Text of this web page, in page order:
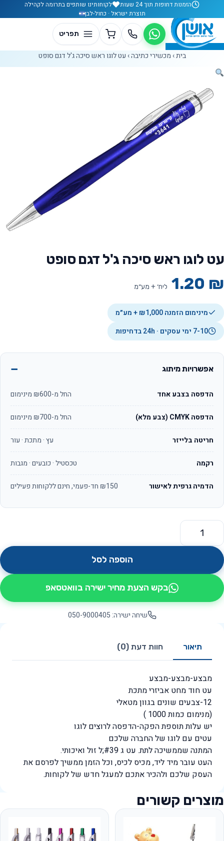
דלג לתוכןהזמנות דחופות תוך 24 שעות
לקוחותינו שותפים בתרומה לקהילה
תוצרת ישראל · כחול-לבן
בית› מכשירי כתיבה› עט לוגו ראש סיכה ג'ל דגם סופט
עט לוגו ראש סיכה ג'ל דגם סופט
1.20 ₪ ליח׳ + מע״מ
מינימום הזמנה ₪1,000 + מע״מ
7-10 ימי עסקים · 24h בדחיפות
אפשרויות מיתוג
הדפסה בצבע אחד החל מ-₪600 מינימום
הדפסה CMYK (צבע מלא) החל מ-₪700 מינימום
חריטה בלייזר עץ · מתכת · עור
רקמה טכסטיל · כובעים · מגבות
הדמיה גרפית לאישור ₪150 חד-פעמי, חינם ללקוחות פעילים
כמות של עט לוגו ראש סיכה ג'ל דגם סופט
הוספה לסל
בקש הצעת מחיר ישירה בוואטסאפ
שיחה ישירה: 050-9000405
תיאור חוות דעת (0)
מבצע-מבצע-מבצע
עט חוד מחט אביזרי מתכת
12-צבעים שונים בגוון מטאלי
(מנימום כמות 1000 )
יש עלות תוספת הפקה-הדפסה לרוצים לוגו
עטים עם לוגו של החברה שלכם
המתנה שממשיכה לתת. עט ג #39;ל זול ואיכותי.
העט עובר מיד ליד, מכיס לכיס, וכל הזמן ממשיך לפרסם את
העסק שלכם ולהכיר אתכם למעגל חדש של לקוחות.
מוצרים קשורים